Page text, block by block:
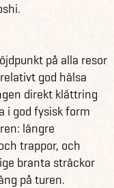
på alla resor
god hälsa
direkt klättring
i god fysisk form
längre
trappor, och
branta sträckor
på turen.